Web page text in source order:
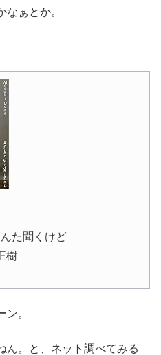
なぁとか。
た聞くけど
樹
。
ん。と、ネット調べてみる